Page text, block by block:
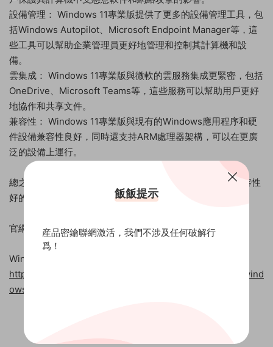
設備管理： Windows 11專業版提供了更多的設備管理工具，包
括Windows Autopilot、Microsoft Endpoint Manager等，這
些工具可以幫助企業管理員更好地管理和控制其計算機和設
備。
雲集成： Windows 11專業版與微軟的雲服務集成更緊密，包括
OneDrive、Microsoft Teams等，這些服務可以幫助用戶更好
地協作和共享文件。
兼容性： Windows 11專業版與現有的Windows應用程序和硬
件設備兼容性良好，同時還支持ARM處理器架構，可以在更廣
泛的設備上運行。
總之，Windows 11專業版是一個功能強大、安全性高、兼容性
好的操作系統，适用于商業用戶和專業人士。
官網下載地址：
Windows 11專業版
https://www.microsoft.com/zh-cn/software-download/wind
ows11
飯飯提示
産品密鑰聯網激活，我們不涉及任何破解行
爲！